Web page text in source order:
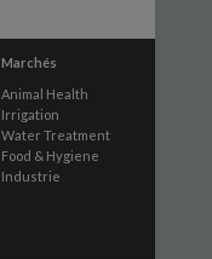
Marchés
Animal Health
Irrigation
Water Treatment
Food & Hygiene
Industrie